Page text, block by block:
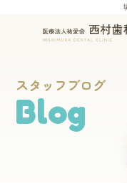
スタッフブログ
Blog